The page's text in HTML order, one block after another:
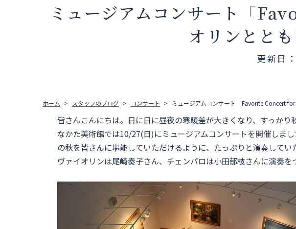
ミュージアムコンサート「
オリンとと
更新日
ホーム スタッフのブログ コンサート ミュージアムコンサート「Favorite Concert
皆さんこんにちは。日に日に昼夜の寒暖差が大きくなり、すっかり
なかた美術館では10/27(日)にミュージアムコンサートを開催しま
の秋を皆さんに堪能していただけるように、たっぷりと演奏してい
ヴァイオリンは尾崎奏子さん、チェンバロは小田郁枝さんに演奏を